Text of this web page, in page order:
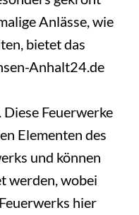
Anlässe, wie
bietet das
Anhalt24.de
Feuerwerke
Elementen des
und können
werden, wobei
hier